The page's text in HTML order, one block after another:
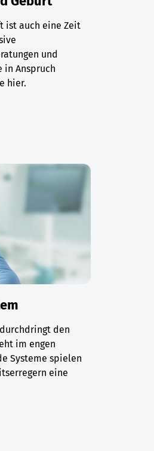
ist auch eine Zeit
und
in Anspruch
hier.
den
im engen
Systeme spielen
eine